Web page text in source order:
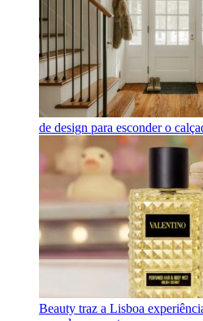
de design para esconder o
Beauty traz a Lisboa